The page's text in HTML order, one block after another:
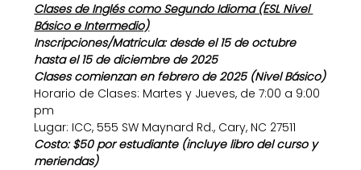
Clases de Inglés como Segundo Idioma (ESL Nivel
Básico e Intermedio)
Inscripciones/Matricula: desde el 15 de octubre
hasta el 15 de diciembre de 2025
Clases comienzan en febrero de 2025 (Nivel Básico)
Horario de Clases: Martes y Jueves, de 7:00 a 9:00
pm
Lugar: ICC, 555 SW Maynard Rd., Cary, NC 27511
Costo: $50 por estudiante (incluye libro del curso y
meriendas)